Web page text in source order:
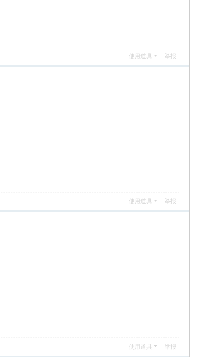
使用道具 举报
使用道具 举报
使用道具 举报